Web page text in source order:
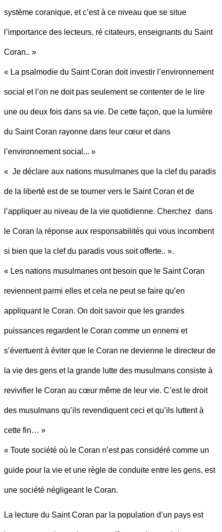
système coranique, et c’est à ce niveau que se situe
l’importance des lecteurs, ré citateurs, enseignants du Saint
Coran.. »
« La psalmodie du Saint Coran doit investir l’environnement
social et l’on ne doit pas seulement se contenter de le lire
une ou deux fois dans sa vie. De cette façon, que la lumière
du Saint Coran rayonne dans leur cœur et dans
l’environnement social... »
« Je déclare aux nations musulmanes que la clef du paradis
de la liberté est de se tourner vers le Saint Coran et de
l’appliquer au niveau de la vie quotidienne. Cherchez dans
le Coran la réponse aux responsabilités qui vous incombent
si bien que la clef du paradis vous soit offerte.. ».
« Les nations musulmanes ont besoin que le Saint Coran
reviennent parmi elles et cela ne peut se faire qu’en
appliquant le Coran. On doit savoir que les grandes
puissances regardent le Coran comme un ennemi et
s’évertuent à éviter que le Coran ne devienne le directeur de
la vie des gens et la grande lutte des musulmans consiste à
revivifier le Coran au cœur même de leur vie. C’est le droit
des musulmans qu’ils revendiquent ceci et qu’ils luttent à
cette fin… »
« Toute société où le Coran n’est pas considéré comme un
guide pour la vie et une règle de conduite entre les gens, est
une société négligeant le Coran.
La lecture du Saint Coran par la population d’un pays est